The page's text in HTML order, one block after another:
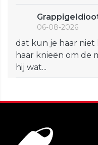
06-08-2026
dat kun je haar niet
haar knieën om de
hij wat...